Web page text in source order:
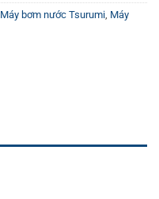
Máy bơm nước Tsurumi Máy